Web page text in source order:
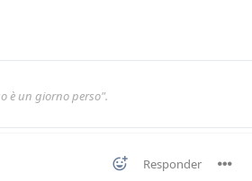
è un giorno perso".
Responder